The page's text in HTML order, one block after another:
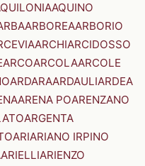
AQUINO
ARBOREAARBORIO
ARCHIARCIDOSSO
ARCOARCOLAARCOLE
ARDARAARDAULIARDEA
ARENA POARENZANO
ARGENTA
ARIARIANO IRPINO
ARIELLIARIENZO